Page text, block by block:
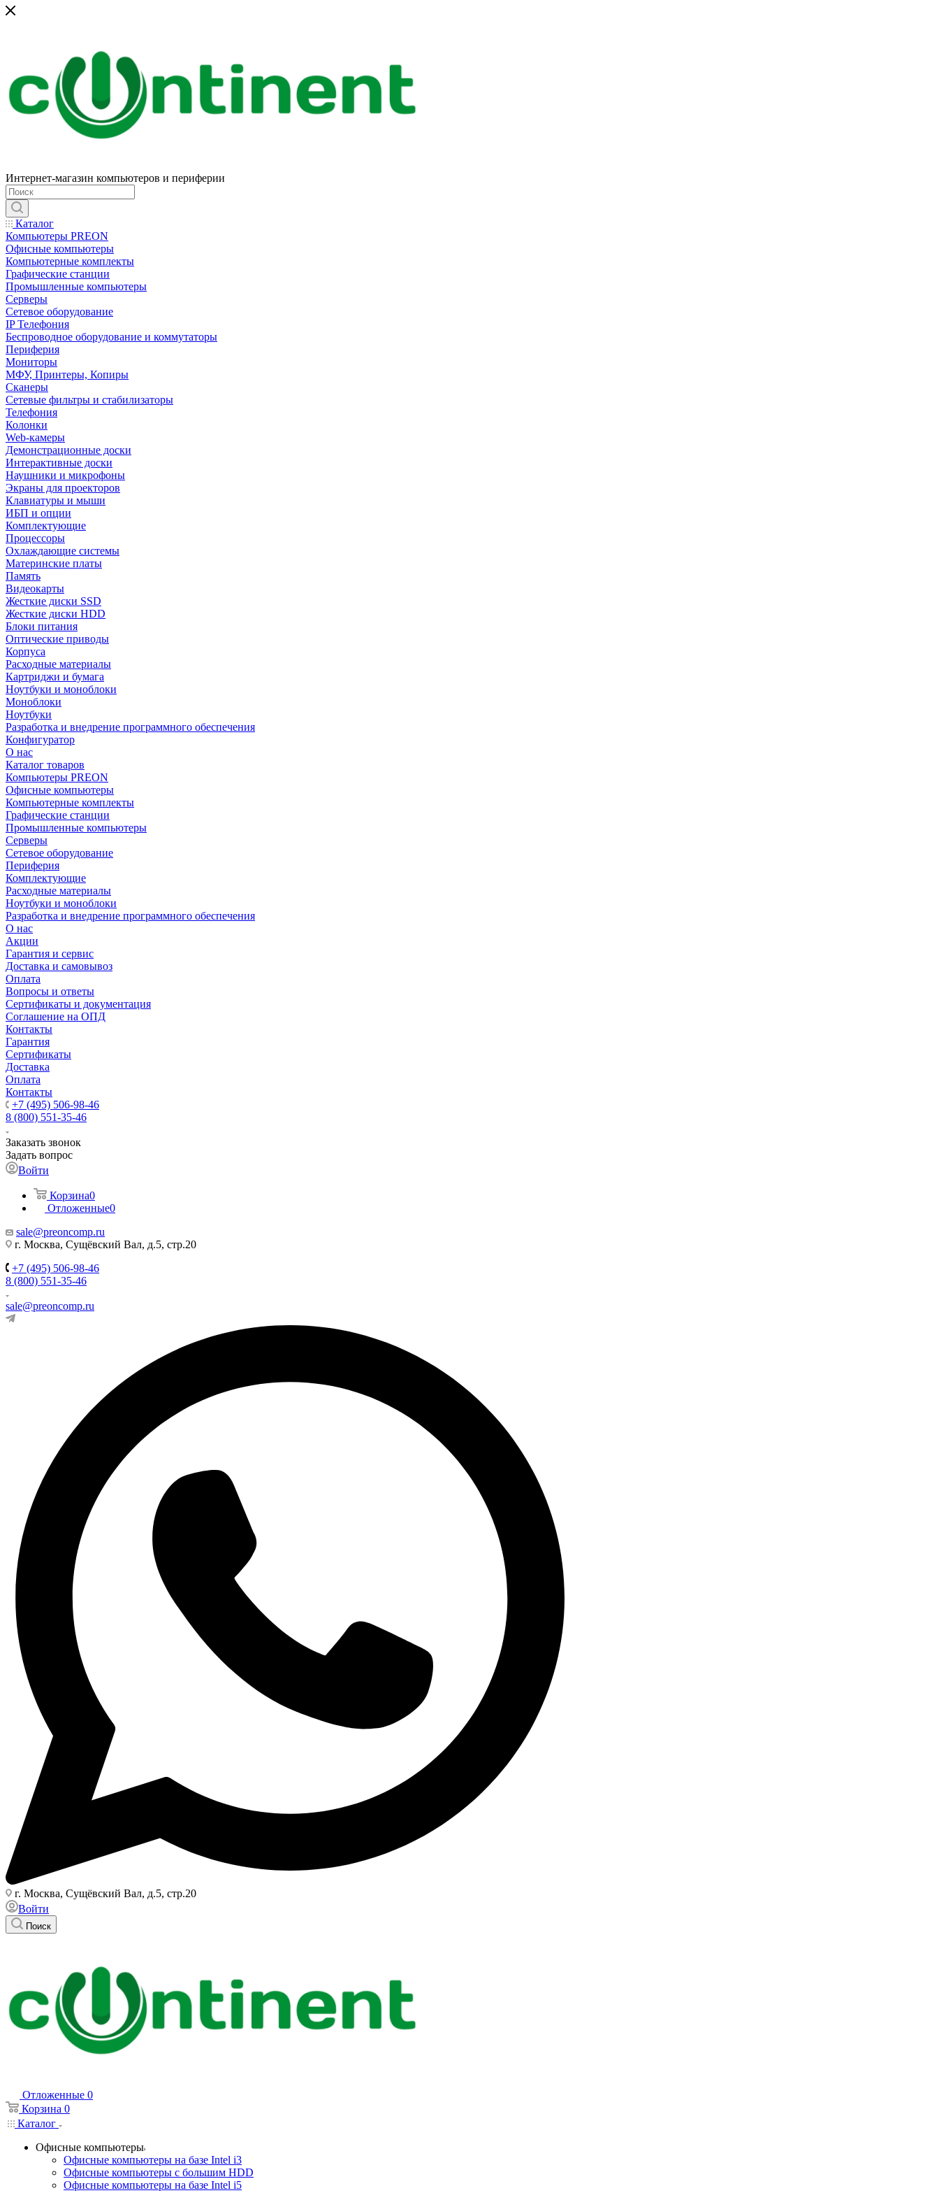
Интернет-магазин компьютеров и периферии
Каталог
Компьютеры PREON
Офисные компьютеры
Компьютерные комплекты
Графические станции
Промышленные компьютеры
Серверы
Сетевое оборудование
IP Телефония
Беспроводное оборудование и коммутаторы
Периферия
Мониторы
МФУ, Принтеры, Копиры
Сканеры
Сетевые фильтры и стабилизаторы
Телефония
Колонки
Web-камеры
Демонстрационные доски
Интерактивные доски
Наушники и микрофоны
Экраны для проекторов
Клавиатуры и мыши
ИБП и опции
Комплектующие
Процессоры
Охлаждающие системы
Материнские платы
Память
Видеокарты
Жесткие диски SSD
Жесткие диски HDD
Блоки питания
Оптические приводы
Корпуса
Расходные материалы
Картриджи и бумага
Ноутбуки и моноблоки
Моноблоки
Ноутбуки
Разработка и внедрение программного обеспечения
Конфигуратор
О нас
Каталог товаров
Компьютеры PREON
Офисные компьютеры
Компьютерные комплекты
Графические станции
Промышленные компьютеры
Серверы
Сетевое оборудование
Периферия
Комплектующие
Расходные материалы
Ноутбуки и моноблоки
Разработка и внедрение программного обеспечения
О нас
Акции
Гарантия и сервис
Доставка и самовывоз
Оплата
Вопросы и ответы
Сертификаты и документация
Соглашение на ОПД
Контакты
Гарантия
Сертификаты
Доставка
Оплата
Контакты
+7 (495) 506-98-46
8 (800) 551-35-46
Заказать звонок
Задать вопрос
Войти
Корзина0
Отложенные0
sale@preoncomp.ru
г. Москва, Сущёвский Вал, д.5, стр.20
+7 (495) 506-98-46
8 (800) 551-35-46
sale@preoncomp.ru
г. Москва, Сущёвский Вал, д.5, стр.20
Войти
Поиск
Отложенные 0
Корзина 0
Каталог
Офисные компьютеры
Офисные компьютеры на базе Intel i3
Офисные компьютеры с большим HDD
Офисные компьютеры на базе Intel i5